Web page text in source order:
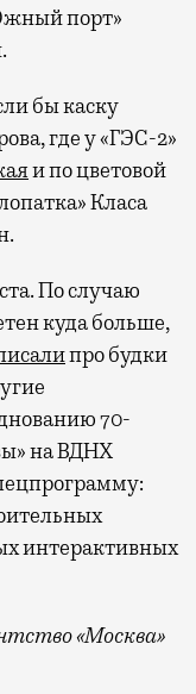
порт»
бы каску
где у «ГЭС-2»
и по цветовой
Класа
По случаю
куда больше,
про будки
70-
на ВДНХ
интерактивных
«Москва»